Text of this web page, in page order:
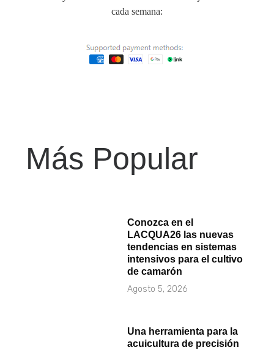
cada semana:
Más Popular
Conozca en el
LACQUA26 las nuevas
tendencias en sistemas
intensivos para el cultivo
de camarón
Agosto 5, 2026
Una herramienta para la
acuicultura de precisión